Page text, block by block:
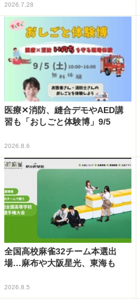
2026.7.28
医療✕消防、縫合デモやAED講
習も「おしごと体験博」9/5
2026.8.6
全国高校麻雀32チーム本選出
場…麻布や大阪星光、東海も
2026.8.5